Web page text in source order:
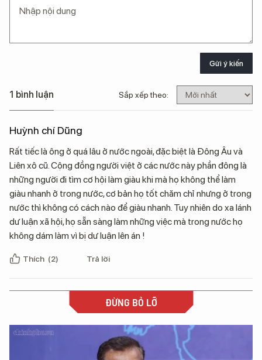
Gửi ý kiến
1 bình luận Sắp xếp theo:
Huỳnh chí Dũng
Rất tiếc là ông ở quá lâu ở nước ngoài, đặc biệt là Đông Âu và
Liên xô cũ. Cộng đồng người việt ở các nước này phần đông là
những người đi tìm cơ hội làm giàu khi mà họ không thể làm
giàu nhanh ở trong nước, cơ bản họ tốt chăm chỉ nhưng ở trong
nước thì không có cách nào để giàu nhanh. Tuy nhiên do xa lánh
dư luận xã hội, họ sẵn sàng làm những việc mà trong nước họ
không dám làm vì bị dư luận lên án !
Thích (2) Trả lời
ĐỪNG BỎ LỠ